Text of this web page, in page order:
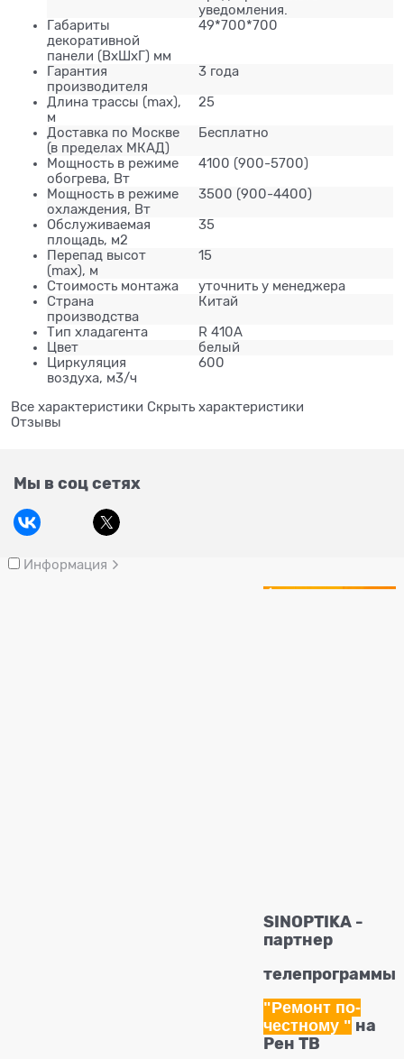
уведомления.
Габариты
декоративной
панели (ВхШхГ) мм
49*700*700
Гарантия
производителя
3 года
Длина трассы (mах),
м
25
Доставка по Москве
(в пределах МКАД)
Бесплатно
Мощность в режиме
обогрева, Вт
4100 (900-5700)
Мощность в режиме
охлаждения, Вт
3500 (900-4400)
Обслуживаемая
площадь, м2
35
Перепад высот
(max), м
15
Стоимость монтажа
уточнить у менеджера
Страна
производства
Китай
Тип хладагента
R 410A
Цвет
белый
Циркуляция
воздуха, м3/ч
600
Все характеристики Скрыть характеристики
Отзывы
Мы в соц сетях
Информация
SINOPTIKA -
партнер
телепрограммы
"Ремонт по-
честному " на
Рен ТВ